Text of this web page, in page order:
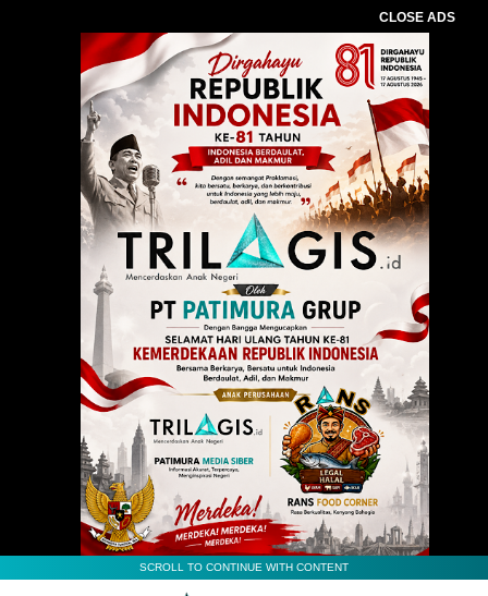
CLOSE ADS
SCROLL TO CONTINUE WITH CONTENT